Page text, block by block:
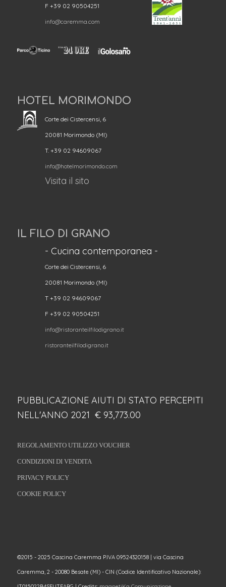
F +39 02 90504251
info@caremma.com
HOTEL MORIMONDO
Corte dei Cistercensi, 6
20081 Morimondo (MI)
T. +39 02 94609067
info@hotelmorimondo.com
Visita il sito
IL FILO DI GRANO
- Cucina contemporanea -
Corte dei Cistercensi, 6
20081 Morimondo (MI)
T +39 02 94609067
F +39 02 90504251
info@ristoranteilfilodigrano.it
ristoranteilfilodigrano.it
PUBBLICAZIONE AIUTI DI STATO PERCEPITI
NELL'ANNO 2021 € 93,773.00
REGOLAMENTO UTILIZZO VOUCHER
CONDIZIONI DI VENDITA
PRIVACY POLICY
COOKIE POLICY
©2015 - 2025 Cascina Caremma P.IVA 09524320158 | via Cascina
Caremma, 2 - 20080 Besate (MI) - CIN (Codice Identificativo Nazionale):